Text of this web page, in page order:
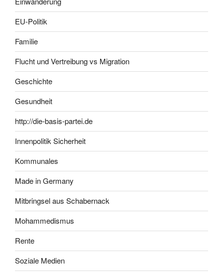
EU-Politik
Familie
Flucht und Vertreibung vs Migration
Geschichte
Gesundheit
http://die-basis-partei.de
Innenpolitik Sicherheit
Kommunales
Made in Germany
Mitbringsel aus Schabernack
Mohammedismus
Rente
Soziale Medien